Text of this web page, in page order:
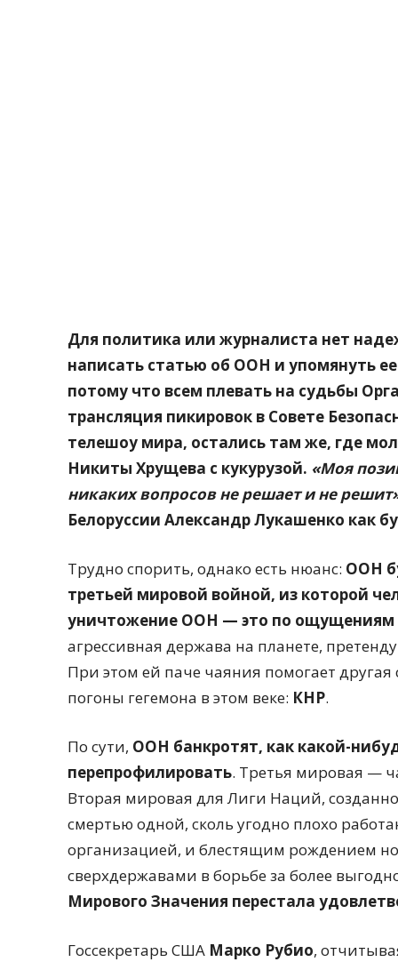
Для политика или журналиста нет
написать статью об ООН и упомянуть
потому что всем плевать на судьбы
трансляция пикировок в Совете
телешоу мира, остались там же, где
Никиты Хрущева с кукурузой. «Моя
никаких вопросов не решает и не
Белоруссии Александр Лукашенко как
Трудно спорить, однако есть нюанс: ООН
третьей мировой войной, из которой
уничтожение ООН — это по ощущениям
агрессивная держава на планете,
При этом ей паче чаяния помогает
погоны гегемона в этом веке: КНР.
По сути, ООН банкротят, как какой-
перепрофилировать. Третья мировая —
Вторая мировая для Лиги Наций,
смертью одной, сколь угодно плохо
организацией, и блестящим рождением
сверхдержавами в борьбе за более
Мирового Значения перестала
Госсекретарь США Марко Рубио,